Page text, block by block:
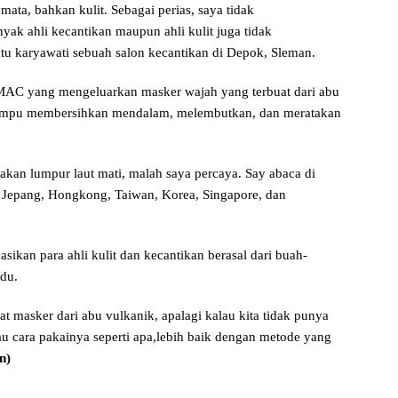
bahkan kulit. Sebagai perias, saya tidak
ahli kecantikan maupun ahli kulit juga tidak
karyawati sebuah salon kecantikan di Depok, Sleman.
yang mengeluarkan masker wajah yang terbuat dari abu
membersihkan mendalam, melembutkan, dan meratakan
lumpur laut mati, malah saya percaya. Say abaca di
Hongkong, Taiwan, Korea, Singapore, dan
para ahli kulit dan kecantikan berasal dari buah-
masker dari abu vulkanik, apalagi kalau kita tidak punya
cara pakainya seperti apa,lebih baik dengan metode yang